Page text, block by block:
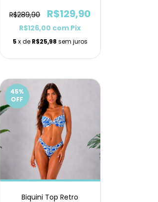
R$289,90
R$129,90
R$126,00 com Pix
5 x de R$25,98 sem juros
45%
OFF
Biquini Top Retro